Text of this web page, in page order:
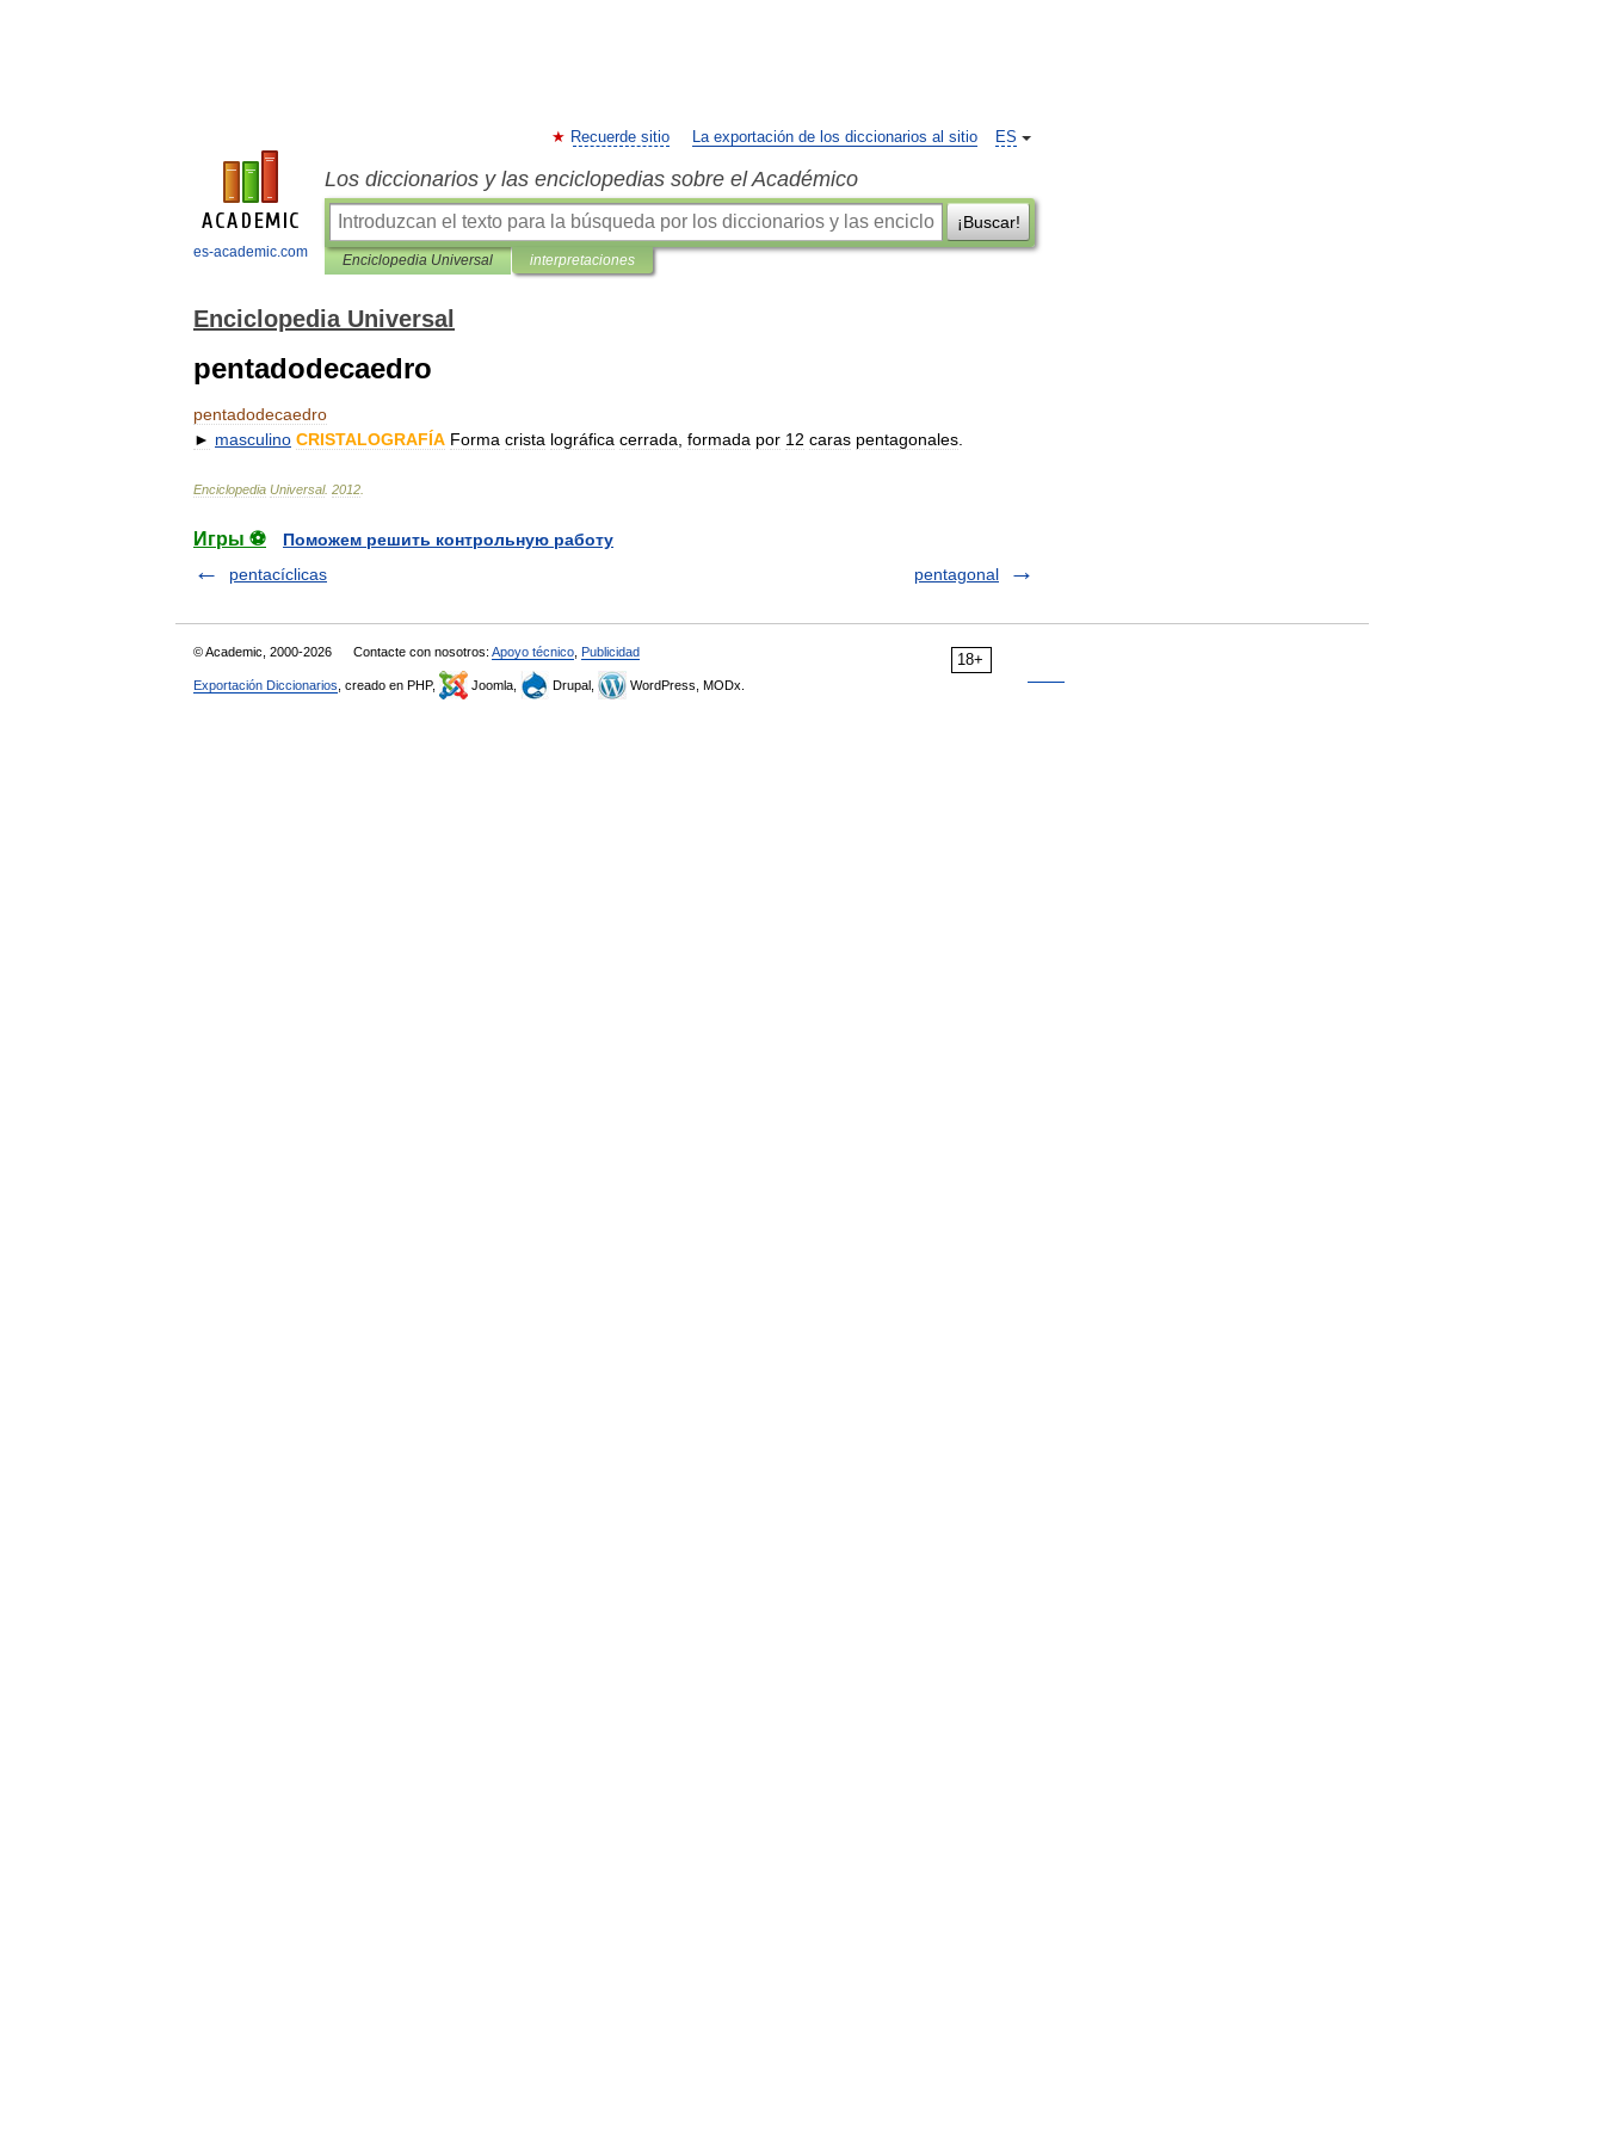
es-academic.com
ES
Recuerde sitio La exportación de los diccionarios al sitio
Los diccionarios y las enciclopedias sobre el Académico
¡Buscar!
Enciclopedia Universal interpretaciones
Enciclopedia Universal
pentadodecaedro
pentadodecaedro
► masculino CRISTALOGRAFÍA Forma crista lográfica cerrada formada por 12 caras pentagonales
Enciclopedia Universal. 2012
Игры ⚽
Поможем решить контрольную работу
pentacíclicas
pentagonal
18+
© Academic, 2000-2026 Contacte con nosotros: Apoyo técnico Publicidad
Exportación Diccionarios , creado en PHP, Joomla, Drupal, WordPress, MODx.